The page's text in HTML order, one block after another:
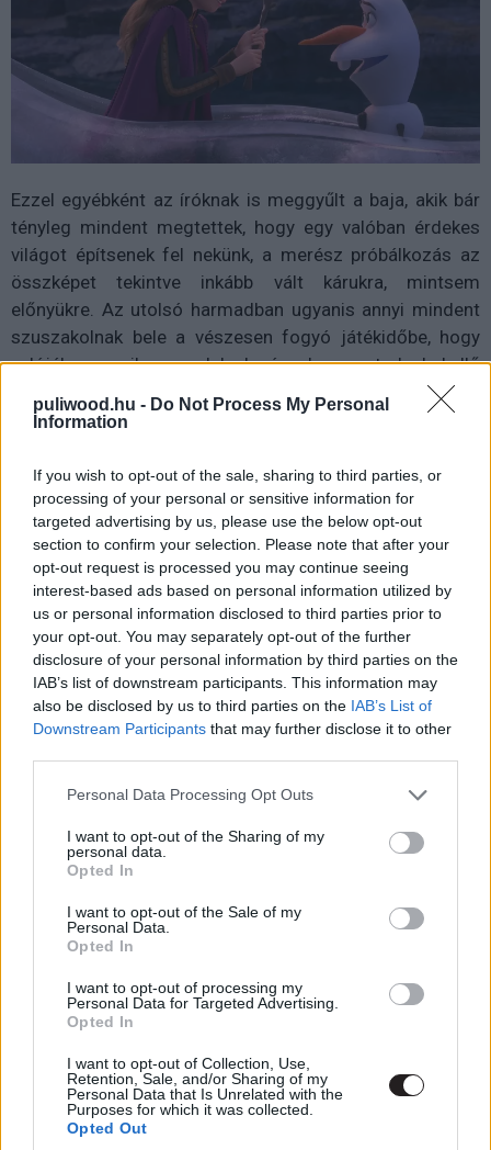
puliwood.hu - Do Not Process My Personal
Information
If you wish to opt-out of the sale, sharing to third parties, or
processing of your personal or sensitive information for
targeted advertising by us, please use the below opt-out
section to confirm your selection. Please note that after your
opt-out request is processed you may continue seeing
interest-based ads based on personal information utilized by
us or personal information disclosed to third parties prior to
your opt-out. You may separately opt-out of the further
disclosure of your personal information by third parties on the
IAB’s list of downstream participants. This information may
also be disclosed by us to third parties on the IAB’s List of
Downstream Participants that may further disclose it to other
Please note that this website/app uses one or more Google
not limited to your visit or usage behaviour. You may click to
grant or deny consent to Google and its third-party tags to
use your data for below specified purposes in below Google
consent section.
Personal Data Processing Opt Outs
I want to opt-out of the Sharing of my
personal data.
Opted In
I want to opt-out of the Sale of my
Personal Data.
Opted In
I want to opt-out of processing my
Personal Data for Targeted Advertising.
Opted In
I want to opt-out of Collection, Use,
Retention, Sale, and/or Sharing of my
Personal Data that Is Unrelated with the
Purposes for which it was collected.
Opted Out
Ezzel egyébként az íróknak is meggyűlt a baja, akik bár
tényleg mindent megtettek, hogy egy valóban érdekes
világot építsenek fel nekünk, a merész próbálkozás az
összképet tekintve inkább vált kárukra, mintsem
előnyükre. Az utolsó harmadban ugyanis annyi mindent
szuszakolnak bele a vészesen fogyó játékidőbe, hogy
valójában egyik nagy leleplezésnek sem tudnak kellő
súlyt adni, márpedig tényleg történik egy s más, amit
talán érdemesebb lett volna nem néhány perc alatt
többsége egyszerűen annyira erőtlennek hat, hogy
komolyan számolni fogjuk a perceket, hogy mégis mikor
szándékoznak végre befejezni az éneklést. Mindenesetre
a zeneszerzők mentségére szóljon, hogy a "Let it go"
utódjainak szánt "Into the Unknown" és "Show Yourself"
valamelyest megmentik a dalok becsületét. De ha ettől
eltekintünk akkor is érezni fogjuk, hogy az a fajta
zabolázatlan erő, ami körüljárta és naggyá tette a "Let it
go" -t innen egyszerűen hiányzik valamiért.
Persze lehetséges, hogy ez nem is maguknak a daloknak
átjáró jóval komolyabb és sötétebb hangulatnak a
számlájára írható, amihez viszont a fentebb említett
zenei aláfestések még mindig nem eléggé érettek vagy